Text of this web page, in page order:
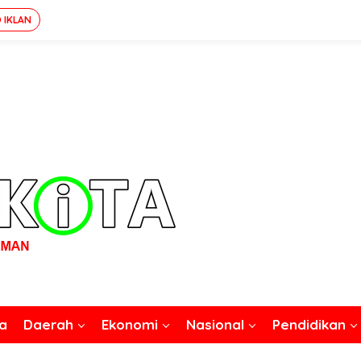
IKLAN
Daerah Ekonomi Nasional Pendidikan